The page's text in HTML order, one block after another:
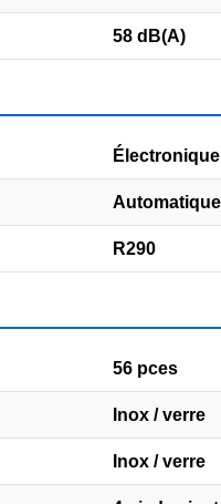
58 dB(A)
Électronique
Automatique
R290
56 pces
Inox / verre
Inox / verre